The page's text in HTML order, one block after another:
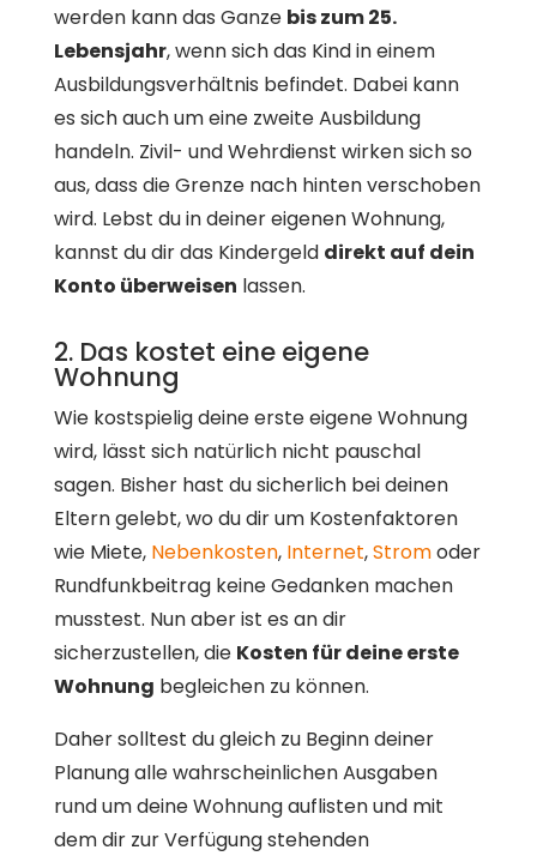
werden kann das Ganze bis zum 25.
Lebensjahr, wenn sich das Kind in einem
Ausbildungsverhältnis befindet. Dabei kann
es sich auch um eine zweite Ausbildung
handeln. Zivil- und Wehrdienst wirken sich so
aus, dass die Grenze nach hinten verschoben
wird. Lebst du in deiner eigenen Wohnung,
kannst du dir das Kindergeld direkt auf dein
Konto überweisen lassen.
2. Das kostet eine eigene
Wohnung
Wie kostspielig deine erste eigene Wohnung
wird, lässt sich natürlich nicht pauschal
sagen. Bisher hast du sicherlich bei deinen
Eltern gelebt, wo du dir um Kostenfaktoren
wie Miete, Nebenkosten, Internet,Stromoder
Rundfunkbeitrag keine Gedanken machen
musstest. Nun aber ist es an dir
sicherzustellen, die Kosten für deine erste
Wohnung begleichen zu können.
Daher solltest du gleich zu Beginn deiner
Planung alle wahrscheinlichen Ausgaben
rund um deine Wohnung auflisten und mit
dem dir zur Verfügung stehenden